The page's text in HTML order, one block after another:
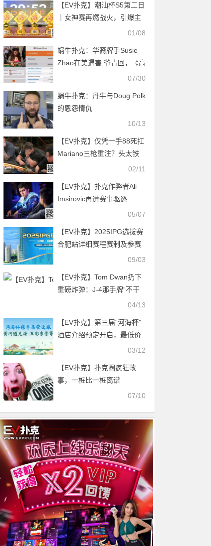
【EV扑克】潮汕杯S5第二日
｜女神赛再燃战火，引爆主
赛A组419人次参赛，堵炎泊
周之颖勇夺开幕赛冠军！
01/08
蜗牛扑克：华裔牌手Susie
Zhao在美遇害 爷青回，《高
07/30
蜗牛扑克：丹牛与Doug Polk
的恩怨情仇
10/13
【EV扑克】仅凭一手88死扛
Mariano三枪重注？头太铁
02/11
【EV扑克】扑克作弊者Ali
Imsirovic再遭赛事驱逐
05/07
【EV扑克】2025IPG选拔赛
合肥站详细赛程赛制及参赛
09/03
【EV扑克】Tom Dwan扔下
重磅炸弹：J-4那手牌“不干
净”，我掌握从未公开的信息
04/13
【EV扑克】第三届“河海杯”
酒店介绍预定开启，最低价
格住东营最高规格酒店，并
你还在等什么？
03/12
【EV扑克】扑克圈疯狂故
事，一桩比一桩离谱
07/10